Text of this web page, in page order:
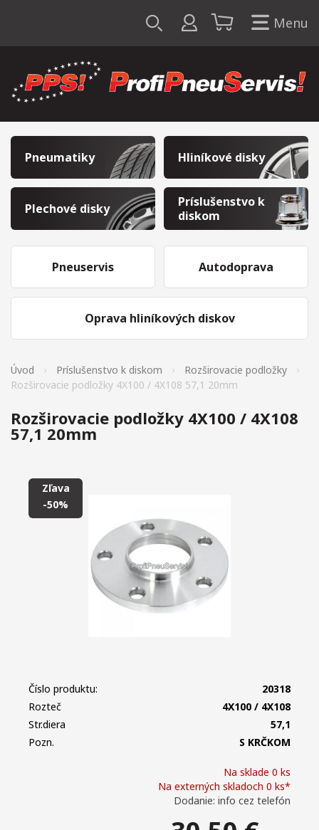
Menu
Pneumatiky Hliníkové disky
Plechové disky
Príslušenstvo k
diskom
Pneuservis
Oprava hliníkových diskov
Autodoprava
Úvod Príslušenstvo k diskom
Rozširovacie podložky
Rozširovacie podložky 4X100 / 4X108 57,1 20mm
Rozširovacie podložky 4X100 / 4X108
57,1 20mm
Zľava
-50%
Na sklade 0 ks
Na externých skladoch 0 ks*
Dodanie: info cez telefón
Číslo produktu:
20318
Rozteč
4X100 / 4X108
Str.diera
57,1
Pozn.
S KRČKOM